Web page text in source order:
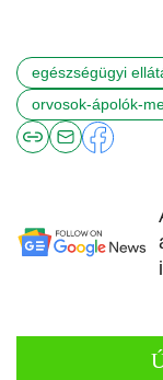
egészségügyi
orvosok-ápolók-